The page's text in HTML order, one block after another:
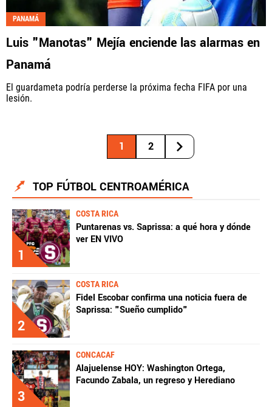
PANAMÁ
Luis "Manotas" Mejía enciende las alarmas en
Panamá
El guardameta podría perderse la próxima fecha FIFA por una
lesión.
1 2
TOP FÚTBOL CENTROAMÉRICA
1
COSTA RICA
Puntarenas vs. Saprissa: a qué hora y dónde
ver EN VIVO
2
COSTA RICA
Fidel Escobar confirma una noticia fuera de
Saprissa: "Sueño cumplido"
3
CONCACAF
Alajuelense HOY: Washington Ortega,
Facundo Zabala, un regreso y Herediano